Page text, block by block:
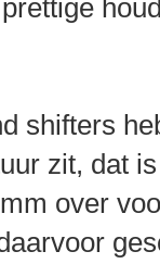
shifters
zit, dat
over